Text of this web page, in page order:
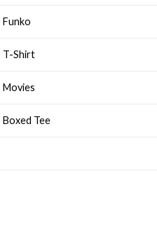
Funko
T-Shirt
Movies
Boxed Tee